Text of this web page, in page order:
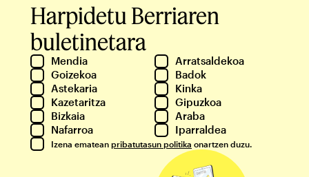
Harpidetu Berriaren
buletinetara
Mendia
Arratsaldekoa
Goizekoa
Badok
Astekaria
Kinka
Kazetaritza
Gipuzkoa
Bizkaia
Araba
Nafarroa
Iparraldea
Izena ematean pribatutasun politika onartzen duzu.